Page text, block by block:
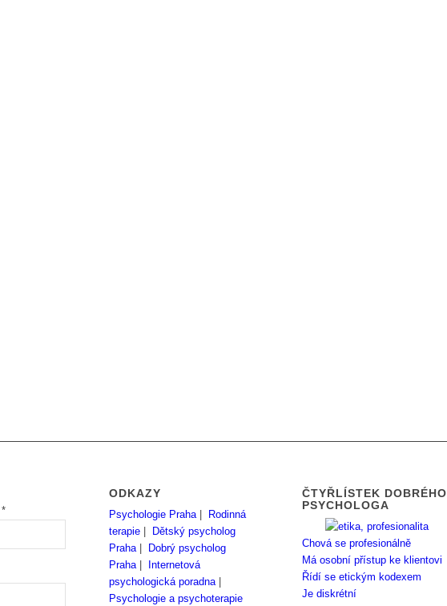
*
ODKAZY
Psychologie Praha|
Rodinná
terapie
Dětský psycholog
Praha|
Dobrý psycholog
Praha|
Internetová
psychologická poradna|
Psychologie a psychoterapie
ČTYŘLÍSTEK DOBRÉHO
PSYCHOLOGA
Chová se profesionálně
Má osobní přístup ke klientovi
Řídí se etickým kodexem
Je diskrétní